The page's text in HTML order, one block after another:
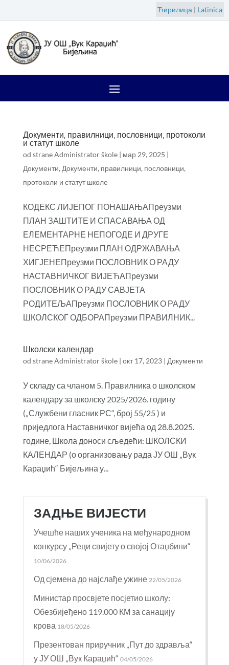
Ћирилица | Latinica
Документи, правилници, пословници, протоколи
и статут школе
od straneAdministrator škole| мар 29, 2025 |
Документи, Документи, правилници, пословници,
протоколи и статут школе
КОДЕКС ЛИЈЕПОГ ПОНАШАЊАПреузми
ПЛАН ЗАШТИТЕ И СПАСАВАЊА ОД
ЕЛЕМЕНТАРНЕ НЕПОГОДЕ И ДРУГЕ
НЕСРЕЋЕПреузми ПЛАН ОДРЖАВАЊА
ХИГЈЕНЕПреузми ПОСЛОВНИК О РАДУ
НАСТАВНИЧКОГ ВИЈЕЋАПреузми
ПОСЛОВНИК О РАДУ САВЈЕТА
РОДИТЕЉАПреузми ПОСЛОВНИК О РАДУ
ШКОЛСКОГ ОДБОРАПреузми ПРАВИЛНИК...
Школски календар
od straneAdministrator škole| окт 17, 2023| Документи
У складу са чланом 5. Правилника о школском
календару за школску 2025/2026. годину
(„Службени гласник РС“, број 55/25 ) и
приједлога Наставничког вијећа од 28.8.2025.
године, Школа доноси сљедећи: ШКОЛСКИ
КАЛЕНДАР (о организовању рада ЈУ ОШ „Вук
Караџић“ Бијељина у...
ЗАДЊЕ ВИЈЕСТИ
Учешће наших ученика на међународном
конкурсу „Реци свијету о својој Отаџбини“
10/06/2026
Од сјемена до најслађе ужине 22/05/2026
Министар просвјете посјетио школу:
Обезбијеђено 119.000 КМ за санацију
крова 18/05/2026
Презентован приручник „Пут до здравља“
у ЈУ ОШ „Вук Караџић“ 04/05/2026